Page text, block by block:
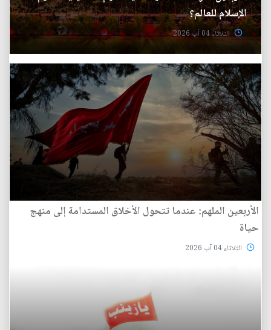
الإسلام للعالم؟
الثلاثاء 04 آب 2026
الأربعين الملهم: عندما تتحول الأخلاق المستدامة إلى منهج
حياة
الثلاثاء 04 آب 2026